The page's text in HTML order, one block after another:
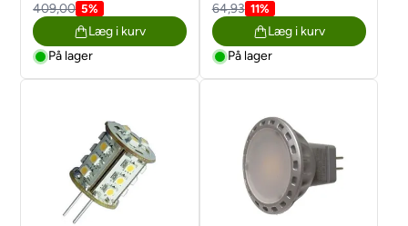
409,00 5%
Læg i kurv
På lager
64,93 11%
Læg i kurv
På lager